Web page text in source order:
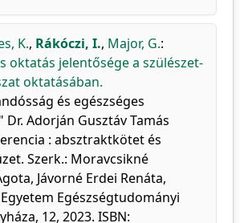
K., Rákóczi, I., Major, G.:
oktatás jelentősége a szülészet-
oktatásában.
és egészséges
Adorján Gusztáv Tamás
: absztraktkötet és
Szerk.: Moravcsikné
Jávorné Erdei Renáta,
Egészségtudományi
12, 2023. ISBN: